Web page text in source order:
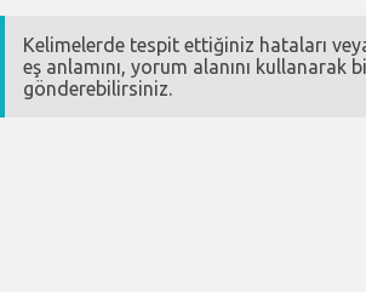
Kelimelerde tespit ettiğiniz hataları
eş anlamını, yorum alanını kullanarak
gönderebilirsiniz.